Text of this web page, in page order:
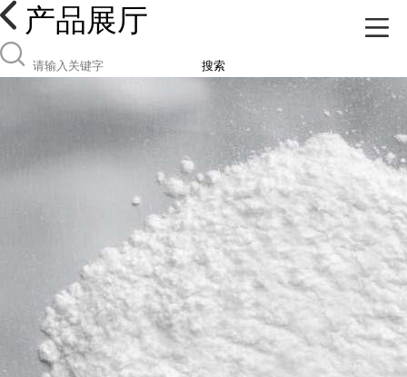
产品展厅
搜索